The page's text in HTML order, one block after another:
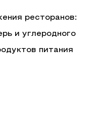
ресторанов:
и углеродного
питания